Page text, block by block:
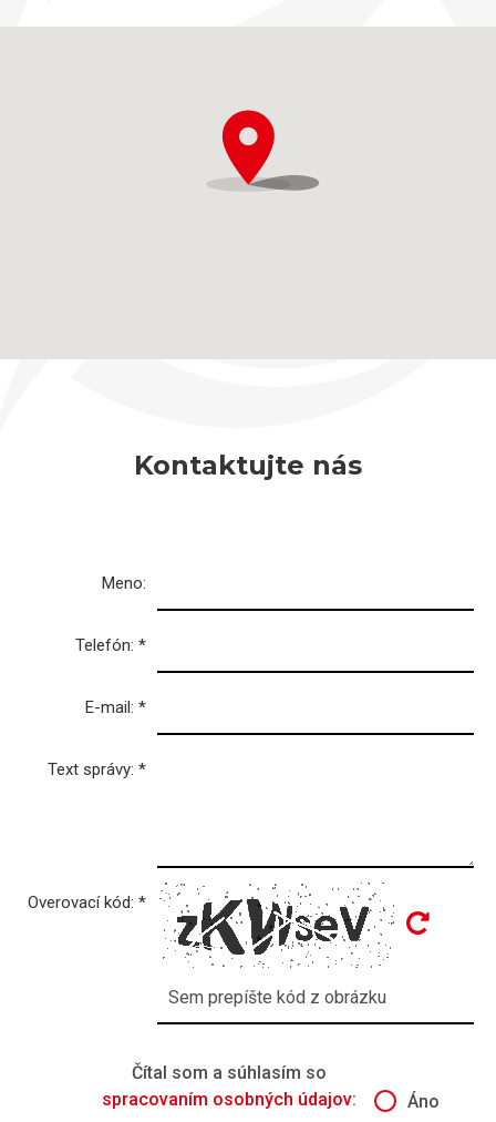
Kontaktujte nás
Meno:
Telefón: *
E-mail: *
Text správy: *
Overovací kód: *
Čítal som a súhlasím so
spracovaním osobných údajov: Áno